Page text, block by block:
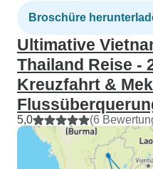
Broschüre
Ultimative
Thailand Reise -
Kreuzfahrt &
5,0 (6